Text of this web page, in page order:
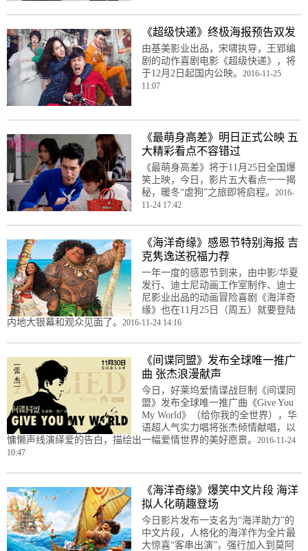
《超级快递》终极海报预告双发
由基美影业出品，宋啸执导，王郢编
剧的动作喜剧电影《超级快递》，将
于12月2日起国内公映。 2016-11-25
11:07
《最萌身高差》明日正式公映 五
大精彩看点不容错过
《最萌身高差》将于11月25日全国爆
笑上映，今日，影片五大看点一一揭
秘，暖冬“虐狗”之旅即将启程。 2016-
11-24 17:42
《海洋奇缘》感恩节特别海报 吉
克隽逸送祝福力荐
一年一度的感恩节到来，由中影/华夏
发行、迪士尼动画工作室制作、迪士
尼影业出品的动画冒险喜剧《海洋奇
缘》也在11月25日（周五）就要登陆
内地大银幕和观众见面了。 2016-11-24 14:16
《间谍同盟》发布全球唯一推广
曲 张杰浪漫献声
今日，好莱坞爱情谍战巨制《间谍同
盟》发布全球唯一推广曲《Give You
My World》（给你我的全世界），华
语超人气实力唱将张杰倾情献唱，以
慵懒声线演绎爱的告白，描绘出一幅爱情世界的美好愿景。 2016-11-24
10:47
《海洋奇缘》爆笑中文片段 海洋
拟人化萌趣登场
今日影片发布一支名为“海洋助力”的
中文片段，人格化的海洋作为全片最
大惊喜“客串出演”，强行加入到莫阿